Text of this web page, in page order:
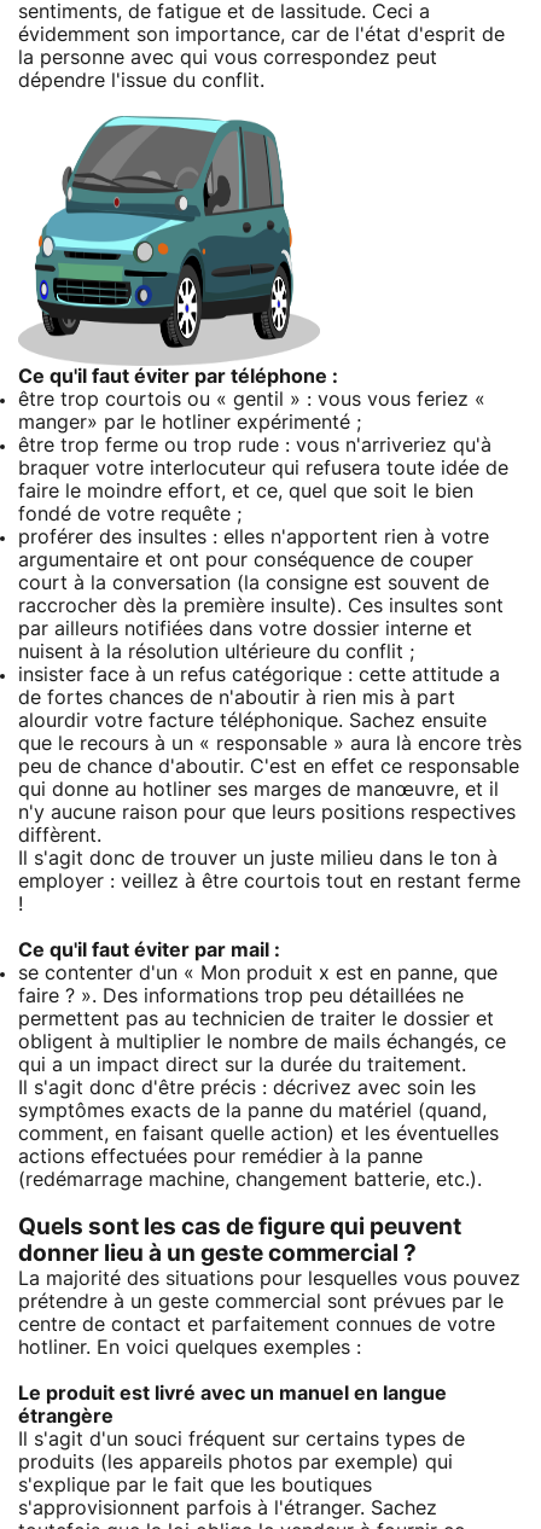
sentiments, de fatigue et de lassitude. Ceci a
évidemment son importance, car de l'état d'esprit de
la personne avec qui vous correspondez peut
dépendre l'issue du conflit.
Ce qu'il faut éviter par téléphone :
être trop courtois ou « gentil » : vous vous feriez «
manger» par le hotliner expérimenté ;
être trop ferme ou trop rude : vous n'arriveriez qu'à
braquer votre interlocuteur qui refusera toute idée de
faire le moindre effort, et ce, quel que soit le bien
fondé de votre requête ;
proférer des insultes : elles n'apportent rien à votre
argumentaire et ont pour conséquence de couper
court à la conversation (la consigne est souvent de
raccrocher dès la première insulte). Ces insultes sont
par ailleurs notifiées dans votre dossier interne et
nuisent à la résolution ultérieure du conflit ;
insister face à un refus catégorique : cette attitude a
de fortes chances de n'aboutir à rien mis à part
alourdir votre facture téléphonique. Sachez ensuite
que le recours à un « responsable » aura là encore très
peu de chance d'aboutir. C'est en effet ce responsable
qui donne au hotliner ses marges de manœuvre, et il
n'y aucune raison pour que leurs positions respectives
diffèrent.
Il s'agit donc de trouver un juste milieu dans le ton à
employer : veillez à être courtois tout en restant ferme
!
Ce qu'il faut éviter par mail :
se contenter d'un « Mon produit x est en panne, que
faire ? ». Des informations trop peu détaillées ne
permettent pas au technicien de traiter le dossier et
obligent à multiplier le nombre de mails échangés, ce
qui a un impact direct sur la durée du traitement.
Il s'agit donc d'être précis : décrivez avec soin les
symptômes exacts de la panne du matériel (quand,
comment, en faisant quelle action) et les éventuelles
actions effectuées pour remédier à la panne
(redémarrage machine, changement batterie, etc.).
Quels sont les cas de figure qui peuvent
donner lieu à un geste commercial ?
La majorité des situations pour lesquelles vous pouvez
prétendre à un geste commercial sont prévues par le
centre de contact et parfaitement connues de votre
hotliner. En voici quelques exemples :
Le produit est livré avec un manuel en langue
étrangère
Il s'agit d'un souci fréquent sur certains types de
produits (les appareils photos par exemple) qui
s'explique par le fait que les boutiques
s'approvisionnent parfois à l'étranger. Sachez